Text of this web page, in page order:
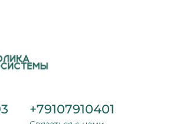
+79107910401